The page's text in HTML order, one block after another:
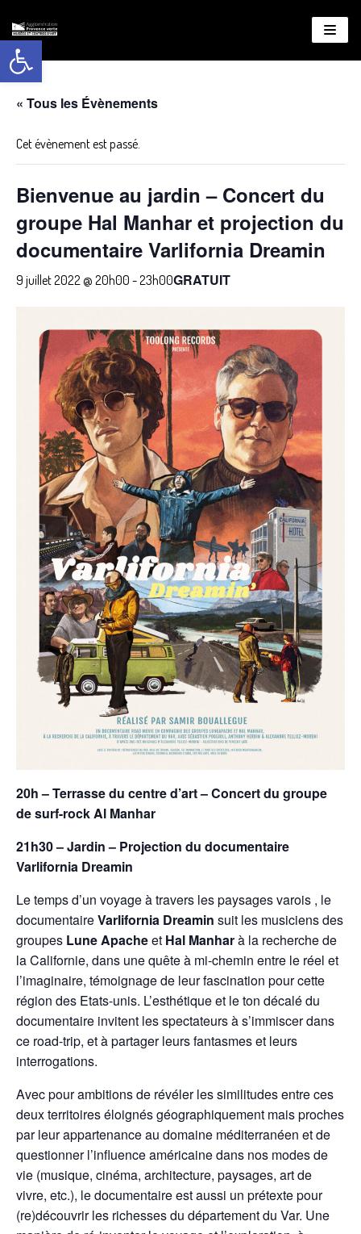
Ouvrir la barre d’outils
Aller
au
contenu
« Tous les Évènements
Cet évènement est passé.
Bienvenue au jardin – Concert du
groupe Hal Manhar et projection du
documentaire Varlifornia Dreamin
9 juillet 2022 @ 20h00 -23h00GRATUIT
20h – Terrasse du centre d’art – Concert du groupe
de surf-rock Al Manhar
21h30 – Jardin – Projection du documentaire
Varlifornia Dreamin
Le temps d’un voyage à travers les paysages varois , le
documentaireVarlifornia Dreamin suit les musiciens des
groupes Lune Apacheet Hal Manharà la recherche de
la Californie, dans une quête à mi-chemin entre le réel et
l’imaginaire, témoignage de leur fascination pour cette
région des Etats-unis. L’esthétique et le ton décalé du
documentaire invitent les spectateurs à s’immiscer dans
ce road-trip, et à partager leurs fantasmes et leurs
interrogations.
Avec pour ambitions de révéler les similitudes entre ces
deux territoires éloignés géographiquement mais proches
par leur appartenance au domaine méditerranéen et de
questionner l’influence américaine dans nos modes de
vie (musique, cinéma, architecture, paysages, art de
vivre, etc.), le documentaire est aussi un prétexte pour
(re)découvrir les richesses du département du Var. Une